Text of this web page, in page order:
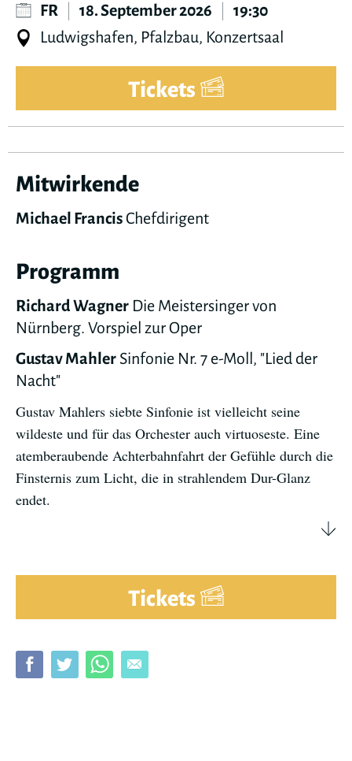
FR 18. September 2026
19:30
Ludwigshafen, Pfalzbau, Konzertsaal
Tickets
Mitwirkende
Michael FrancisChefdirigent
Programm
Richard Wagner Die Meistersinger von
Nürnberg. Vorspiel zur Oper
Gustav Mahler Sinfonie Nr. 7 e-Moll, "Lied der
Nacht"
Gustav Mahlers siebte Sinfonie ist vielleicht seine
wildeste und für das Orchester auch virtuoseste. Eine
atemberaubende Achterbahnfahrt der Gefühle durch die
Finsternis zum Licht, die in strahlendem Dur-Glanz
endet.
Tickets